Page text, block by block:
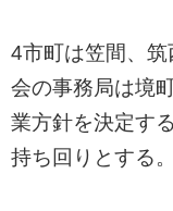
4市町は笠間、
会の事務局は境
業方針を決定す
持ち回りとする。